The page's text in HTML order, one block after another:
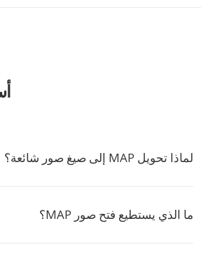
لماذا تحويل MAP إلى صيغ صور شائعة؟
ما الذي يستطيع فتح صور MAP؟